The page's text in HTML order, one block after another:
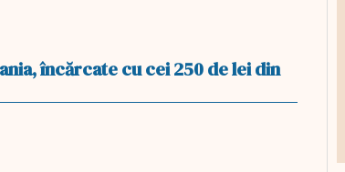
încărcate cu cei 250 de lei din